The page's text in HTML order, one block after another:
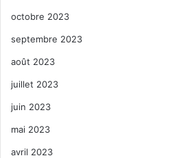
octobre 2023
septembre 2023
août 2023
juillet 2023
juin 2023
mai 2023
avril 2023